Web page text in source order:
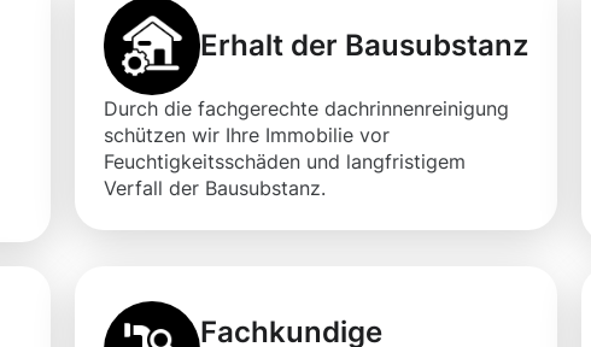
Erhalt der Bausubstanz
Durch die fachgerechte dachrinnenreinigung
schützen wir Ihre Immobilie vor
Feuchtigkeitsschäden und langfristigem
Verfall der Bausubstanz.
Fachkundige